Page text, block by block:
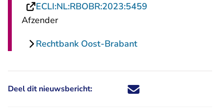
ECLI:NL:RBOBR:2023:5459
Afzender
Rechtbank Oost-Brabant
Deel dit nieuwsbericht: Deel dit nieuwsbericht via X -
Deel dit nieuwsbericht via
Deel dit nieuwsbericht
Deel dit